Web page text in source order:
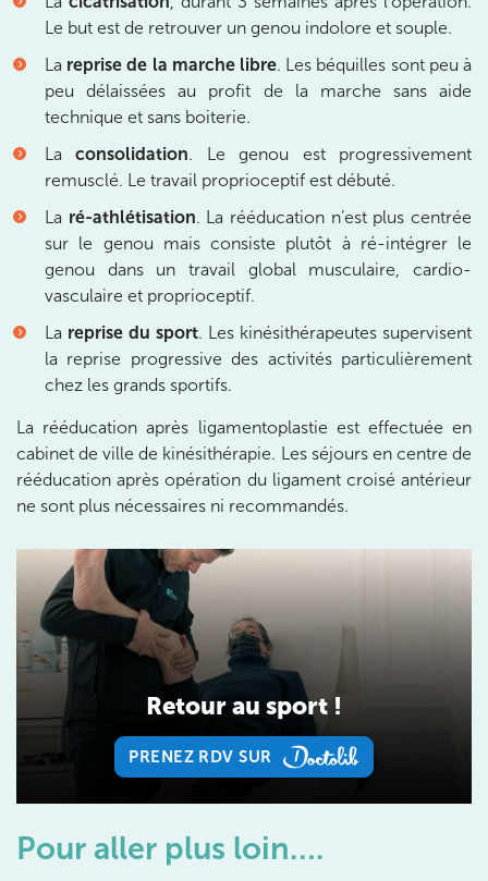
Le but est de retrouver un genou indolore et souple.
La reprise de la marche libre. Les béquilles sont peu à
peu délaissées au profit de la marche sans aide
technique et sans boiterie.
La consolidation. Le genou est progressivement
remusclé. Le travail proprioceptif est débuté.
La ré-athlétisation. La rééducation n’est plus centrée
sur le genou mais consiste plutôt à ré-intégrer le
genou dans un travail global musculaire, cardio-
vasculaire et proprioceptif.
La reprise du sport. Les kinésithérapeutes supervisent
la reprise progressive des activités particulièrement
chez les grands sportifs.
La rééducation après ligamentoplastie est effectuée en
cabinet de ville de kinésithérapie. Les séjours en centre de
rééducation après opération du ligament croisé antérieur
ne sont plus nécessaires ni recommandés.
Retour au sport !
PRENEZ RDV SUR
Pour aller plus loin….
Prenez RDV sur
PARIS 9 – PETRELLE
6 Rue Petrelle 75009 Paris
01 71 97 53 67
Prenez RDV sur
IK Paris 11
10 Rue Roubo 75011 Paris
10 Rue Roubo 75011 Paris
Prenez RDV sur
Prenez RDV sur
IK VANVES
5 Rue Monge 92170 Vanves
5 Rue Monge 92170 Vanves
01 46 44 33 92
Prenez RDV sur
Prenez RDV sur
IK SAINT-GERMAIN
199 Bd Saint-Germain 75007 Paris
01 43 25 10 20